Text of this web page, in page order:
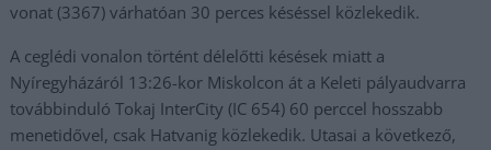
vonat (3367) várhatóan 30 perces késéssel közlekedik.
A ceglédi vonalon történt délelőtti késések miatt a
Nyíregyházáról 13:26-kor Miskolcon át a Keleti pályaudvarra
továbbinduló Tokaj InterCity (IC 654) 60 perccel hosszabb
menetidővel, csak Hatvanig közlekedik. Utasai a következő,